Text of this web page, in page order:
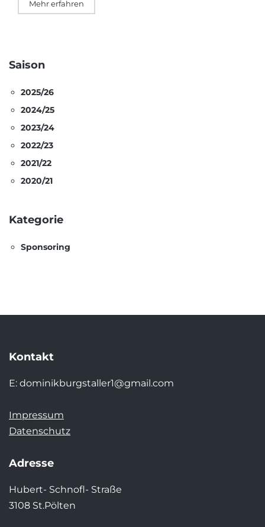
Mehr erfahren
Saison
2025/26
2024/25
2023/24
2022/23
2021/22
2020/21
Kategorie
Sponsoring
Kontakt
E: dominikburgstaller1@gmail.com
Impressum
Datenschutz
Adresse
Hubert- Schnofl- Straße
3108 St.Pölten